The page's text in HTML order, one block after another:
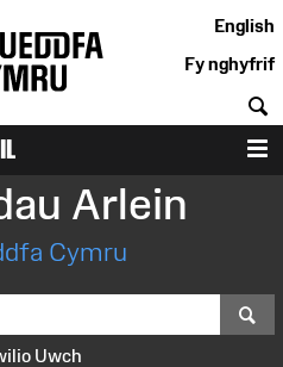
English
Fy nghyfrif
Arlein
Cymru
Uwch